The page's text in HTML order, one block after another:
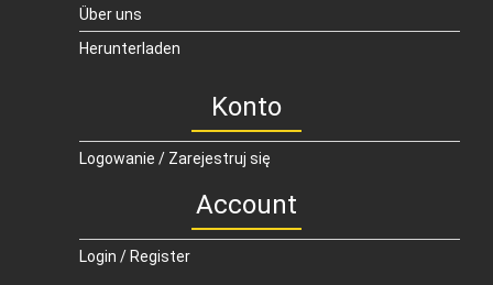
Über uns
Herunterladen
Konto
Logowanie / Zarejestruj się
Account
Login / Register